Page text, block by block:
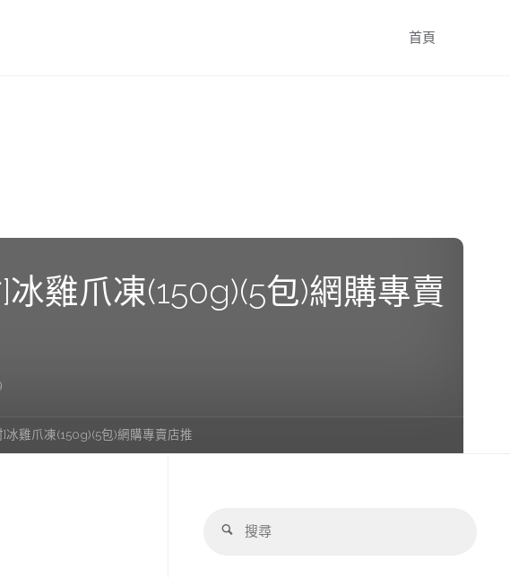
首頁
雞爪凍(150g)(5包)網購專賣
雞爪凍(150g)(5包)網購專賣店推
搜